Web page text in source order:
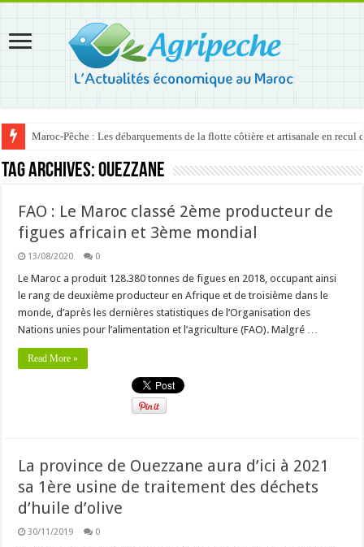
Maroc-Pêche : Les débarquements de la flotte côtière et artisanale en recul
Tag Archives:Ouezzane
FAO : Le Maroc classé 2ème producteur de
figues africain et 3ème mondial
13/08/2020 0
Le Maroc a produit 128.380 tonnes de figues en 2018, occupant ainsi
le rang de deuxième producteur en Afrique et de troisième dans le
monde, d’après les dernières statistiques de l’Organisation des
Nations unies pour l’alimentation et l’agriculture (FAO). Malgré …
Read More »
La province de Ouezzane aura d’ici à 2021
sa 1ère usine de traitement des déchets
d’huile d’olive
30/11/2019 0